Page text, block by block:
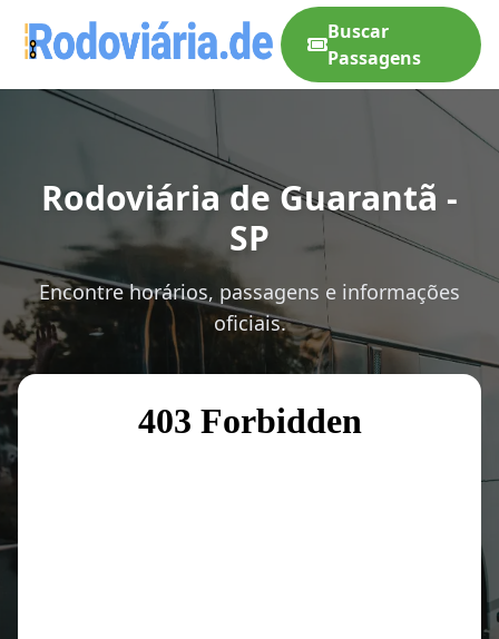
Buscar
Passagens
Rodoviária de Guarantã -
SP
Encontre horários, passagens e informações
oficiais.